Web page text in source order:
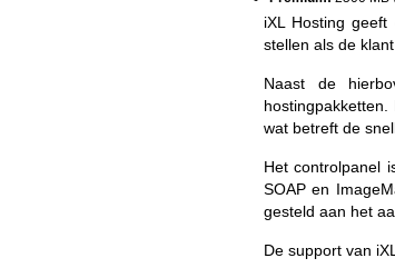
iXL Hosting
stellen als de
Naast de
wat betreft de
Het controlpanel
SOAP en
gesteld aan het
De support van